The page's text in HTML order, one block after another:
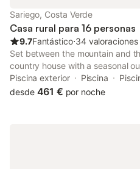
Sariego, Costa Verde
Casa rural para 16 personas
9.7Fantástico⋅34 valoraciones
Set between the mountain and
country house with a seasonal
The property is 16 km from
offered.
Piscina exterior Piscina
desde 461 € por noche